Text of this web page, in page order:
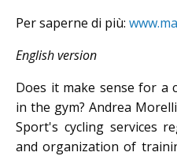
Per saperne di più:
English version
Does it make sense for a
in the gym? Andrea
Sport's cycling services
and organization of